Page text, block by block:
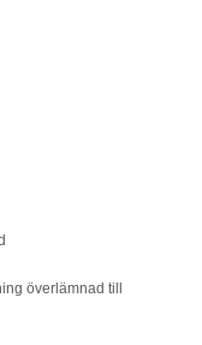
överlämnad till